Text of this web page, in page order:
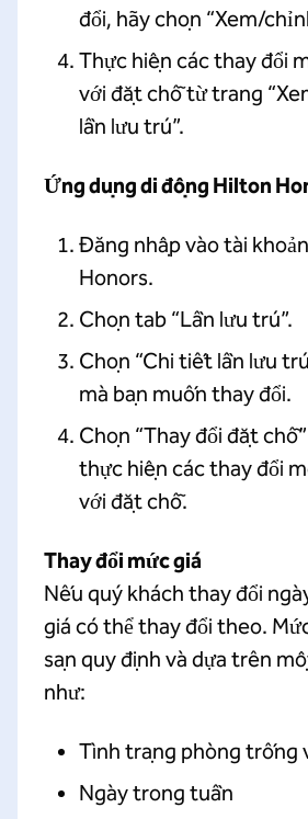
đổi, hãy chọn “Xem/
Thực hiện các thay đổi
với đặt chỗ từ trang
lần lưu trú”.
Ứng dụng di động Hilton
Đăng nhập vào tài
Honors.
Chọn tab “Lần lưu trú”.
Chọn “Chi tiết lần lưu
mà bạn muốn thay đổi.
Chọn “Thay đổi đặt
thực hiện các thay đổi
với đặt chỗ.
Thay đổi mức giá
Nếu quý khách thay đổi
giá có thể thay đổi theo.
sạn quy định và dựa trên
như:
Tình trạng phòng trống
Ngày trong tuần